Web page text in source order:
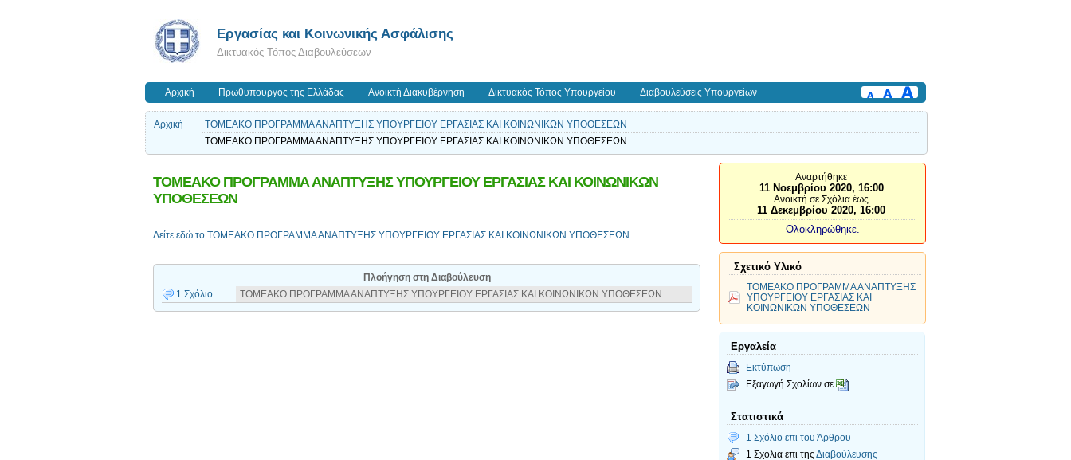
Εργασίας και Κοινωνικής Ασφάλισης
Δικτυακός Τόπος Διαβουλεύσεων
Αρχική Πρωθυπουργός της Ελλάδας Ανοικτή Διακυβέρνηση Δικτυακός Τόπος Υπουργείου Διαβουλεύσεις Υπουργείων
Αρχική
ΤΟΜΕΑΚΟ ΠΡΟΓΡΑΜΜΑ ΑΝΑΠΤΥΞΗΣ ΥΠΟΥΡΓΕΙΟΥ ΕΡΓΑΣΙΑΣ ΚΑΙ ΚΟΙΝΩΝΙΚΩΝ ΥΠΟΘΕΣΕΩΝ
ΤΟΜΕΑΚΟ ΠΡΟΓΡΑΜΜΑ ΑΝΑΠΤΥΞΗΣ ΥΠΟΥΡΓΕΙΟΥ ΕΡΓΑΣΙΑΣ ΚΑΙ ΚΟΙΝΩΝΙΚΩΝ ΥΠΟΘΕΣΕΩΝ
ΤΟΜΕΑΚΟ ΠΡΟΓΡΑΜΜΑ ΑΝΑΠΤΥΞΗΣ ΥΠΟΥΡΓΕΙΟΥ ΕΡΓΑΣΙΑΣ ΚΑΙ ΚΟΙΝΩΝΙΚΩΝ
ΥΠΟΘΕΣΕΩΝ
Δείτε εδώ το ΤΟΜΕΑΚΟ ΠΡΟΓΡΑΜΜΑ ΑΝΑΠΤΥΞΗΣ ΥΠΟΥΡΓΕΙΟΥ ΕΡΓΑΣΙΑΣ ΚΑΙ ΚΟΙΝΩΝΙΚΩΝ ΥΠΟΘΕΣΕΩΝ
Πλοήγηση στη Διαβούλευση
1 Σχόλιο
ΤΟΜΕΑΚΟ ΠΡΟΓΡΑΜΜΑ ΑΝΑΠΤΥΞΗΣ ΥΠΟΥΡΓΕΙΟΥ ΕΡΓΑΣΙΑΣ ΚΑΙ ΚΟΙΝΩΝΙΚΩΝ ΥΠΟΘΕΣΕΩΝ
Αναρτήθηκε
11 Νοεμβρίου 2020, 16:00
Ανοικτή σε Σχόλια έως
11 Δεκεμβρίου 2020, 16:00
Ολοκληρώθηκε.
Σχετικό Υλικό
ΤΟΜΕΑΚΟ ΠΡΟΓΡΑΜΜΑ ΑΝΑΠΤΥΞΗΣ
ΥΠΟΥΡΓΕΙΟΥ ΕΡΓΑΣΙΑΣ ΚΑΙ
ΚΟΙΝΩΝΙΚΩΝ ΥΠΟΘΕΣΕΩΝ
Εργαλεία
Εκτύπωση
Εξαγωγή Σχολίων σε
Στατιστικά
1 Σχόλιο επι του Άρθρου
1 Σχόλια επι της Διαβούλευσης